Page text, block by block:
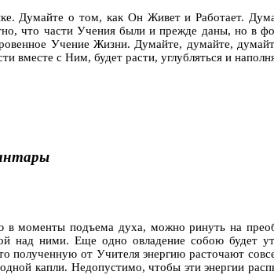
Думайте о том, как Он Живет и Работает.
что части Учения были и прежде даны, но в
Учение Жизни. Думайте, думайте,
вместе с Ним, будет расти, углубляться и
моменты подъема духа, можно ринуть на
над ними. Еще одно овладение собою будет
полученную от Учителя энергию расточают
капли. Недопустимо, чтобы эти энергии